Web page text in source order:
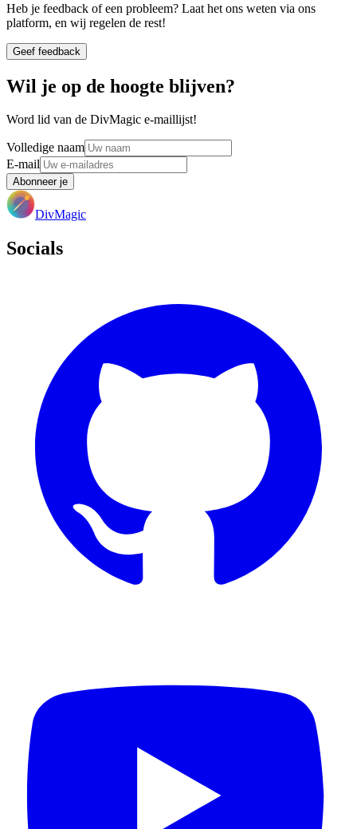
Heb je feedback of een probleem? Laat het ons weten via ons
platform, en wij regelen de rest!
Geef feedback
Wil je op de hoogte blijven?
Word lid van de DivMagic e-maillijst!
Volledige naam
E-mail
Abonneer je
DivMagic
Socials